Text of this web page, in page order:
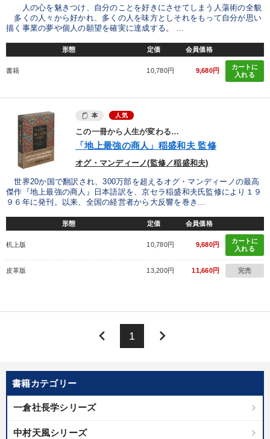
書籍カテゴリー
一倉社長学シリーズ
中村天風シリーズ
人の心を魅きつけ、自分のことを好きにさせてしまう人蕩術の全貌
多くの人々から好かれ、多くの人を味方としそれをもって自分が思い
描く事業の夢や個人の願望を確実に達成する。 ...
形態 定価 会員価格
書籍 10,780円 9,680円
カートに
入れる
本 人気
この一冊から人生が変わる…
「地上最強の商人」稲盛和夫 監修
オグ・マンディーノ(監修／稲盛和夫)
世界20か国で翻訳され、300万部を超えるオグ・マンディーノの最高
傑作『地上最強の商人』日本語訳を、京セラ稲盛和夫氏監修により１９
９６年に発刊。以来、全国の経営者から大反響を巻き...
形態 定価 会員価格
机上版 10,780円 9,680円
カートに
入れる
皮革版 13,200円 11,660円 完売
keyboard_arrow_left 1 keyboard_arrow_right